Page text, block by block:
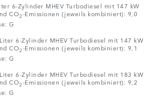
6-Zylinder MHEV Turbodiesel mit 147 kW
CO2-Emissionen (jeweils kombiniert): 9,0
G
6-Zylinder MHEV Turbodiesel mit 147 kW
CO2-Emissionen (jeweils kombiniert): 9,1
G
6-Zylinder MHEV Turbodiesel mit 183 kW
CO2-Emissionen (jeweils kombiniert): 9,2
G